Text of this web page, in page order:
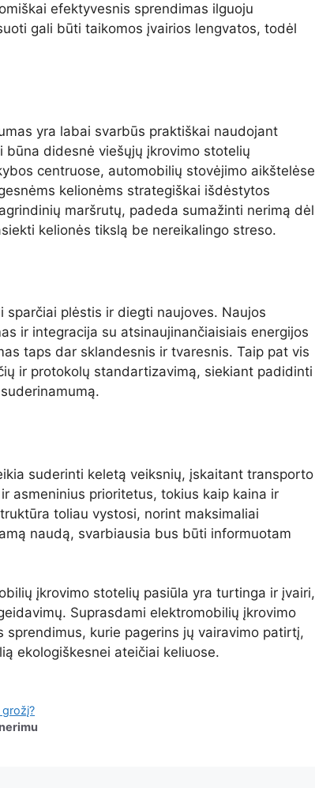
efektyvesnis sprendimas ilguoju
gali būti taikomos įvairios lengvatos, todėl
yra labai svarbūs praktiškai naudojant
didesnė viešųjų įkrovimo stotelių
centruose, automobilių stovėjimo aikštelėse
kelionėms strategiškai išdėstytos
maršrutų, padeda sumažinti nerimą dėl
kelionės tikslą be nereikalingo streso.
plėstis ir diegti naujoves. Naujos
ir integracija su atsinaujinančiaisiais energijos
taps dar sklandesnis ir tvaresnis. Taip pat vis
ir protokolų standartizavimą, siekiant padidinti
suderinti keletą veiksnių, įskaitant transporto
asmeninius prioritetus, tokius kaip kaina ir
toliau vystosi, norint maksimaliai
naudą, svarbiausia bus būti informuotam
įkrovimo stotelių pasiūla yra turtinga ir įvairi,
Suprasdami elektromobilių įkrovimo
kurie pagerins jų vairavimo patirtį,
ekologiškesnei ateičiai keliuose.